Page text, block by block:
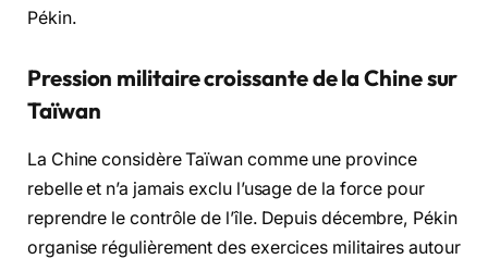
Pékin.
Pression militaire croissante de la Chine sur
Taïwan
La Chine considère Taïwan comme une province
rebelle et n’a jamais exclu l’usage de la force pour
reprendre le contrôle de l’île. Depuis décembre, Pékin
organise régulièrement des exercices militaires autour